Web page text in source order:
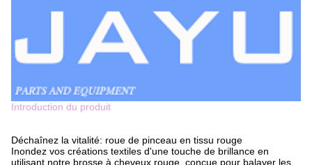
Introduction du produit
Déchaînez la vitalité: roue de pinceau en tissu rouge
Inondez vos créations textiles d'une touche de brillance en
utilisant notre brosse à cheveux rouge, conçue pour balayer les